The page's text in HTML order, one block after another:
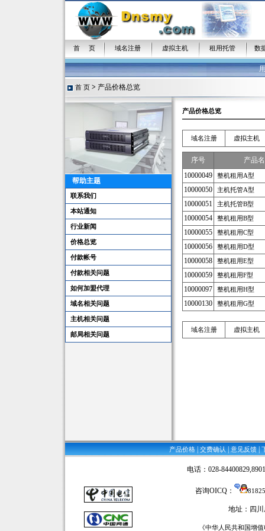
首 页 域名注册 虚拟主机 租用托管 数
首 页 > 产品价格总览
帮助主题
联系我们
本站通知
行业新闻
价格总览
付款帐号
付款相关问题
如何加盟代理
域名相关问题
主机相关问题
邮局相关问题
产品价格总览
域名注册 虚拟主机
序号
产品
10000049
整机租用A型
10000050 主机托管A型
10000051 主机托管B型
10000054 整机租用B型
10000055 整机租用C型
10000056 整机租用D型
10000058 整机租用E型
10000059 整机租用F型
10000097 整机租用H型
10000130 整机租用G型
域名注册 虚拟主机
产品价格 | 交费确认 | 意见反馈 |
电话：028-
咨询OICQ：
地址：四
《中华人民共和国增